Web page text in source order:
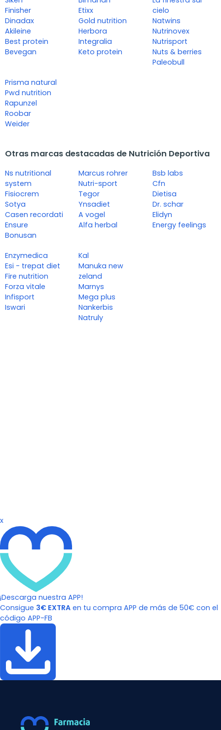
Finisher
Dinadax
Akileine
Best protein
Bevegan
Etixx
Gold nutrition
Herbora
Integralia
Keto protein
cielo
Natwins
Nutrinovex
Nutrisport
Nuts & berries
Paleobull
Prisma natural
Pwd nutrition
Rapunzel
Roobar
Weider
Otras marcas destacadas de Nutrición Deportiva
Ns nutritional
system
Fisiocrem
Sotya
Casen recordati
Ensure
Bonusan
Marcus rohrer
Nutri-sport
Tegor
Ynsadiet
A vogel
Alfa herbal
Bsb labs
Cfn
Dietisa
Dr. schar
Elidyn
Energy feelings
Enzymedica
Esi - trepat diet
Fire nutrition
Forza vitale
Infisport
Iswari
Kal
Manuka new
zeland
Marnys
Mega plus
Nankerbis
Natruly
x
¡Descarga nuestra APP!
Consigue 3€ EXTRA en tu compra APP de más de 50€ con el
código APP-FB